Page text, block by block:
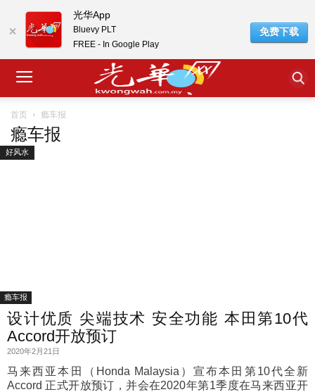
首页 瘾车报
瘾车报
好风水
瘾车报
设计优质 尖端技术 安全功能 本田第10代
Accord开放预订
2020年2月21日
马来西亚本田（Honda Malaysia）宣布本田第10代全新
Accord 正式开放预订，并会在2020年第1季度在马来西亚开
光华App
Bluevy PLT
FREE - In Google Play
免费下载